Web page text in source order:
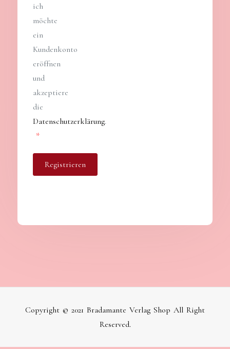
ich
möchte
ein
Kundenkonto
eröffnen
und
akzeptiere
die
Datenschutzerklärung.
*Erforderlich
Registrieren
Copyright © 2021 Bradamante Verlag Shop All Right
Reserved.